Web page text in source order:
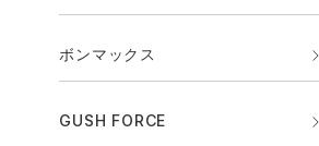
ボンマックス
GUSH FORCE